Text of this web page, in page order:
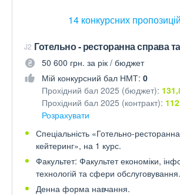
14 конкурсних пропозицій
J2 Готельно - ресторанна справа
50 600 грн. за рік / бюджет
Мій конкурсний бал НМТ: 0
Прохідний бал 2025 (бюджет):
Прохідний бал 2025 (контракт):
Розрахувати
Спеціальність «Готельно-
кейтеринг», на 1 курс.
Факультет: Факультет економіки,
технологій та сфери обслуговування.
Денна форма навчання.